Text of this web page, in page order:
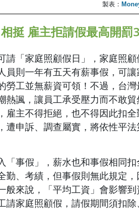
製表：
挺 雇主拒請假最高開罰
請「家庭照顧假日」，家庭照
員則一年有五天有薪事假，可
勞工並無薪資可領！不過，台
諷，讓員工承受壓力而不敢貿
雇主不得拒絕，也不得因此扣
遭申訴、調查屬實，將依性平
事假」，薪水也和事假相同扣
勤、考績，但事假則無此規定，
來說，「平均工資」會影響到
請家庭照顧假，請假期間須扣